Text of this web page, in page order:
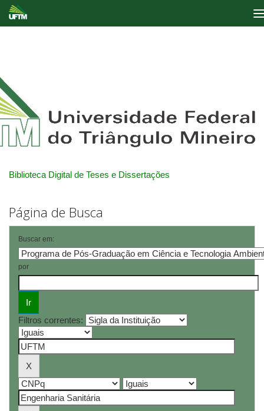
Biblioteca Digital de Teses e Dissertações
Página de Busca
Buscar em:
por
Filtros correntes: